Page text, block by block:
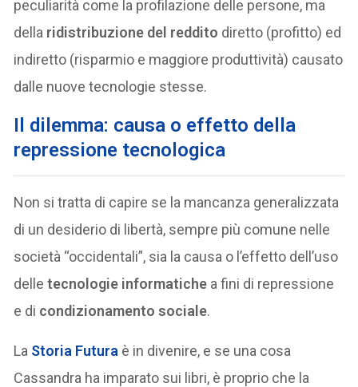
peculiarità come la profilazione delle persone, ma
della ridistribuzione del reddito diretto (profitto) ed
indiretto (risparmio e maggiore produttività) causato
dalle nuove tecnologie stesse.
Il dilemma: causa o effetto della
repressione tecnologica
Non si tratta di capire se la mancanza generalizzata
di un desiderio di libertà, sempre più comune nelle
società “occidentali”, sia la causa o l’effetto dell’uso
delletecnologie informatiche a fini di repressione
e di condizionamento sociale.
La Storia Futura è in divenire, e se una cosa
Cassandra ha imparato sui libri, è proprio che la